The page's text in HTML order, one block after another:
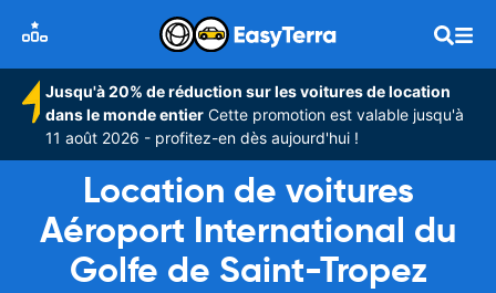
Jusqu'à 20% de réduction sur les voitures de location
dans le monde entier Cette promotion est valable jusqu'à
11 août 2026 - profitez-en dès aujourd'hui !
Location de voitures
Aéroport International du
Golfe de Saint-Tropez